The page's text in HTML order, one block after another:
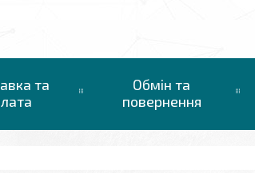
та
Обмін та
повернення